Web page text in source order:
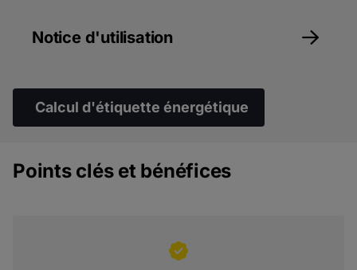
Notice d'utilisation
Calcul d'étiquette énergétique
Points clés et bénéfices